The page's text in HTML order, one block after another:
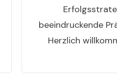
beeindruckende
Herzlich